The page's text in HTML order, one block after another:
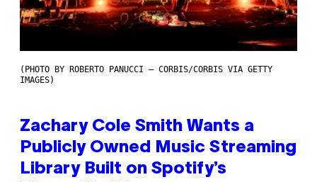
(PHOTO BY ROBERTO PANUCCI – CORBIS/CORBIS VIA GETTY
IMAGES)
Zachary Cole Smith Wants a
Publicly Owned Music Streaming
Library Built on Spotify’s